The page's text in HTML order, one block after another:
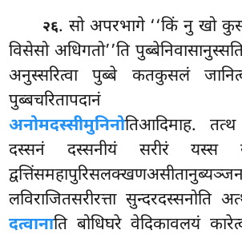
२६. सो अपरभागे ‘‘किं नु खो
विसेसो अधिगतो’’ति
अनुस्सरित्वा पुब्बे कतकुसलं
पुब्बचरितापदानं
अनोमदस्सीमुनिनोतिआदिमाह.
दस्सनं दस्सनीयं सरीरं यस्स
लविराजितसरीरत्ता सुन्दरदस्सनोति
दत्वानाति बोधिघरे वेदिकावलयं